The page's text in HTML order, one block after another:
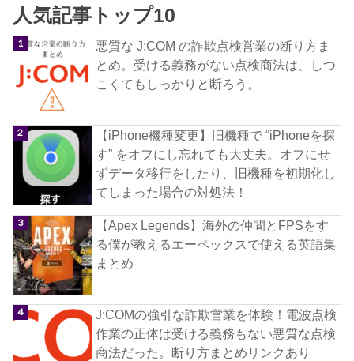
人気記事トップ10
悪質な J:COM の詐欺点検営業の断り方ま
とめ。受ける義務がない点検商法は、しつ
こくてもしっかりと断ろう。
【iPhone機種変更】旧機種で “iPhoneを探
す” をオフにし忘れても大丈夫。オフにせ
ずデータ移行をしたり、旧機種を初期化し
てしまった場合の対処法！
【Apex Legends】海外の仲間とFPSをす
る僕が教えるエーペックスで使える英語集
まとめ
J:COMの強引な詐欺営業を体験！電波点検
作業の正体は受ける義務もない悪質な点検
商法だった。断り方まとめリンクあり